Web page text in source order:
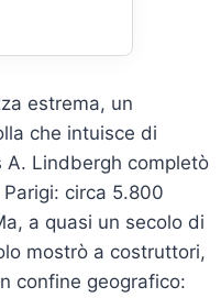
estrema, un
che intuisce di
A. Lindbergh completò
circa 5.800
a quasi un secolo di
mostrò a costruttori,
confine geografico: